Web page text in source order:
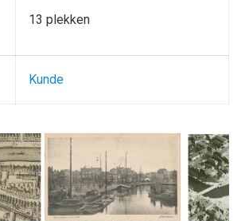
13 plekken
Kunde